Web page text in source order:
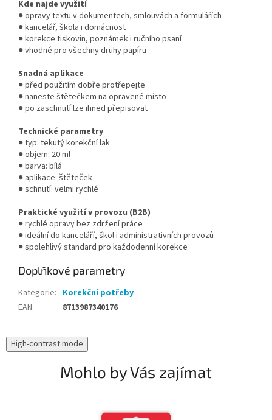
Kde najde využití
● opravy textu v dokumentech, smlouvách a formulářích
● kancelář, škola i domácnost
● korekce tiskovin, poznámek i ručního psaní
● vhodné pro všechny druhy papíru
Snadná aplikace
● před použitím dobře protřepejte
● naneste štětečkem na opravené místo
● po zaschnutí lze ihned přepisovat
Technické parametry
● typ: tekutý korekční lak
● objem: 20 ml
● barva: bílá
● aplikace: štěteček
● schnutí: velmi rychlé
Praktické využití v provozu (B2B)
● rychlé opravy bez zdržení práce
● ideální do kanceláří, škol i administrativních provozů
● spolehlivý standard pro každodenní korekce
Doplňkové parametry
Kategorie: Korekční potřeby
EAN: 8713987340176
High-contrast mode
Mohlo by Vás zajímat